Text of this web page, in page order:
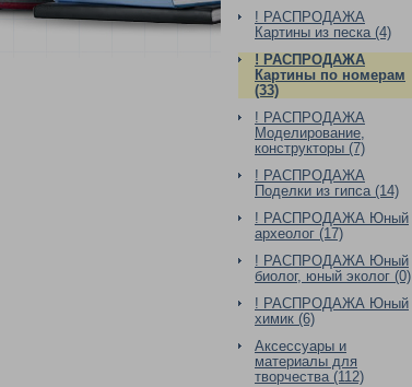
! РАСПРОДАЖА
Картины из песка (4)
! РАСПРОДАЖА
Картины по номерам
(33)
! РАСПРОДАЖА
Моделирование,
конструкторы (7)
! РАСПРОДАЖА
Поделки из гипса (14)
! РАСПРОДАЖА Юный
археолог (17)
! РАСПРОДАЖА Юный
биолог, юный эколог (0)
! РАСПРОДАЖА Юный
химик (6)
Аксессуары и
материалы для
творчества (112)